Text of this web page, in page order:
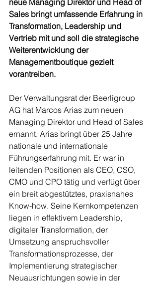
Sales bringt umfassende Erfahrung in
Transformation, Leadership und
Vertrieb mit und soll die strategische
Weiterentwicklung der
Managementboutique gezielt
vorantreiben.
Der Verwaltungsrat der Beerligroup
AG hat Marcos Arias zum neuen
Managing Direktor und Head of Sales
ernannt. Arias bringt über 25 Jahre
nationale und internationale
Führungserfahrung mit. Er war in
leitenden Positionen als CEO, CSO,
CMO und CPO tätig und verfügt über
ein breit abgestütztes, praxisnahes
Know-how. Seine Kernkompetenzen
liegen in effektivem Leadership,
digitaler Transformation, der
Umsetzung anspruchsvoller
Transformationsprozesse, der
Implementierung strategischer
Neuausrichtungen sowie in der